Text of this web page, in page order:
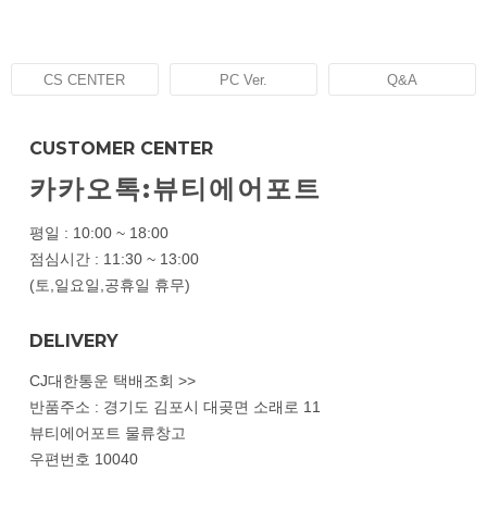
CS CENTER PC Ver. Q&A
CUSTOMER CENTER
카카오톡:뷰티에어포트
평일 : 10:00 ~ 18:00
점심시간 : 11:30 ~ 13:00
(토,일요일,공휴일 휴무)
DELIVERY
CJ대한통운 택배조회 >>
반품주소 : 경기도 김포시 대곶면 소래로 11
뷰티에어포트 물류창고
우편번호 10040